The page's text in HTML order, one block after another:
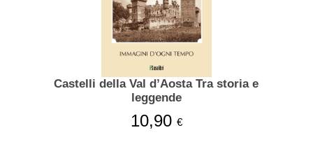
Castelli della Val d’Aosta Tra storia e
leggende
10,90 €